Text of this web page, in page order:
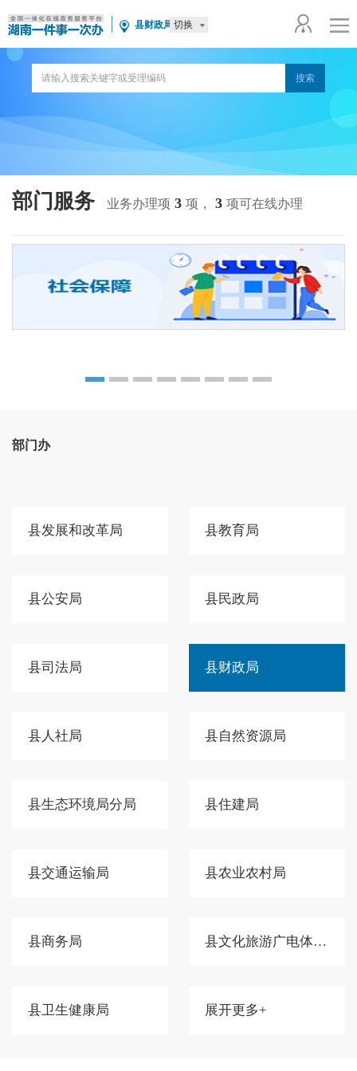
县财政局 切换
部门服务 业务办理项 3 项， 3 项可在线办理
部门办
县发展和改革局 县教育局
县公安局 县民政局
县司法局 县财政局
县人社局 县自然资源局
县生态环境局分局 县住建局
县交通运输局 县农业农村局
县商务局 县文化旅游广电体育局
县卫生健康局 展开更多+